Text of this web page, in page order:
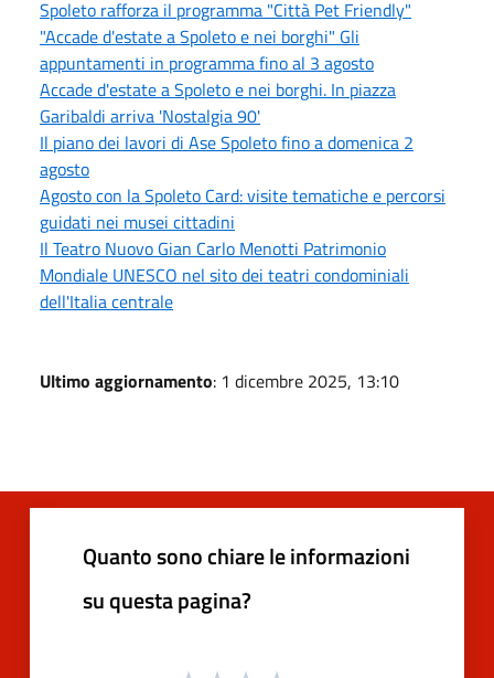
Spoleto rafforza il programma "Città Pet Friendly"
"Accade d'estate a Spoleto e nei borghi" Gli
appuntamenti in programma fino al 3 agosto
Accade d'estate a Spoleto e nei borghi. In piazza
Garibaldi arriva 'Nostalgia 90'
Il piano dei lavori di Ase Spoleto fino a domenica 2
agosto
Agosto con la Spoleto Card: visite tematiche e percorsi
guidati nei musei cittadini
Il Teatro Nuovo Gian Carlo Menotti Patrimonio
Mondiale UNESCO nel sito dei teatri condominiali
dell'Italia centrale
Ultimo aggiornamento: 1 dicembre 2025, 13:10
Quanto sono chiare le informazioni
su questa pagina?